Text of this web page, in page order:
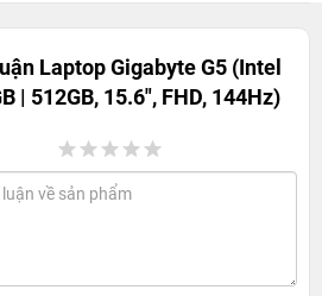
Laptop Gigabyte G5 (Intel
| 512GB, 15.6", FHD, 144Hz)